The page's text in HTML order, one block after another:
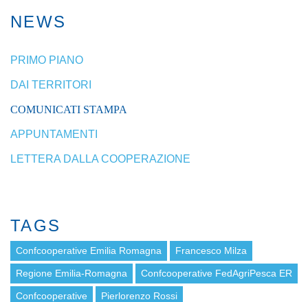
NEWS
PRIMO PIANO
DAI TERRITORI
COMUNICATI STAMPA
APPUNTAMENTI
LETTERA DALLA COOPERAZIONE
TAGS
Confcooperative Emilia Romagna Francesco Milza
Regione Emilia-Romagna Confcooperative FedAgriPesca ER
Confcooperative Pierlorenzo Rossi